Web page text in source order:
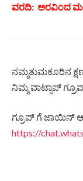
ವರದಿ: ಅರವಿಂದ
ನಮ್ಮತುಮಕೂರಿನ
ನಿಮ್ಮ ವಾಟ್ಸಾಪ್
ಗ್ರೂಪ್ ಗೆ ಜಾಯಿನ್
https://